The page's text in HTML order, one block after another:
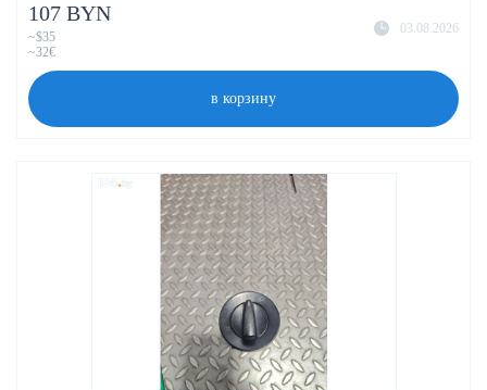
03.08.2026
107 BYN
~$35
~32€
в корзину